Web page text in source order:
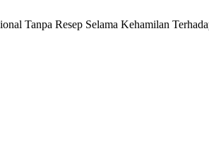
Tanpa Resep Selama Kehamilan